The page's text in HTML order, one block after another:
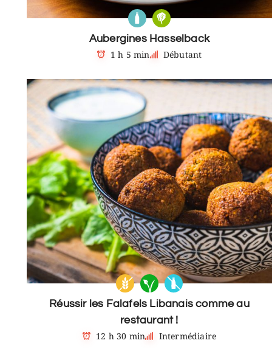
Aubergines Hasselback
1 h 5 min
Débutant
Réussir les Falafels Libanais comme au
restaurant !
12 h 30 min
Intermédiaire